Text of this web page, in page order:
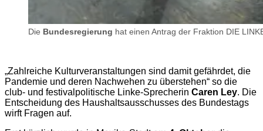
Die Bundesregierung hat einen Antrag der Fraktion DIE
„Zahlreiche Kulturveranstaltungen sind damit gefährdet, die
Pandemie und deren Nachwehen zu überstehen“ so die
club- und festivalpolitische Linke-Sprecherin Caren Ley. Die
Entscheidung des Haushaltsausschusses des Bundestags
wirft Fragen auf.